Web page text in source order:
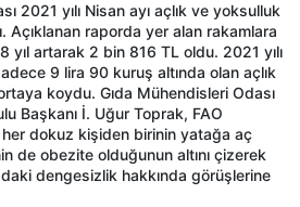
2021 yılı Nisan ayı açlık ve yoksulluk
Açıklanan raporda yer alan rakamlara
8 yıl artarak 2 bin 816 TL oldu. 2021 yılı
9 lira 90 kuruş altında olan açlık
koydu. Gıda Mühendisleri Odası
Başkanı İ. Uğur Toprak, FAO
dokuz kişiden birinin yatağa aç
de obezite olduğunun altını çizerek
dengesizlik hakkında görüşlerine